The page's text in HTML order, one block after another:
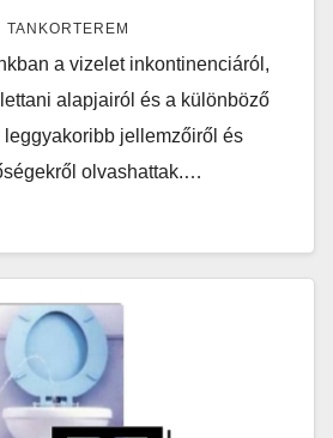
TANKORTEREM
a vizelet inkontinenciáról,
alapjairól és a különböző
jellemzőiről és
olvashattak.…